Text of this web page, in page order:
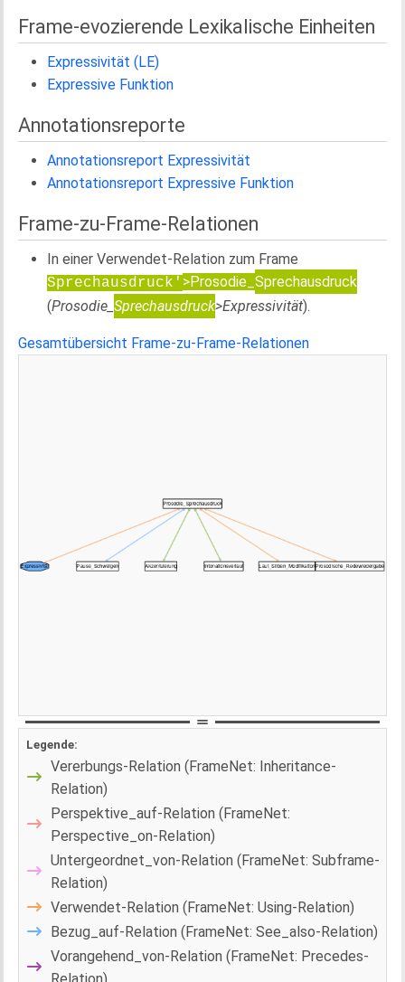
Frame-evozierende Lexikalische Einheiten
Expressivität (LE)
Expressive Funktion
Annotationsreporte
Annotationsreport Expressivität
Annotationsreport Expressive Funktion
Frame-zu-Frame-Relationen
In einer Verwendet-Relation zum Frame
Sprechausdruck' >Prosodie_ Sprechausdruck
(Prosodie_ Sprechausdruck>Expressivität).
Gesamtübersicht Frame-zu-Frame-Relationen
Legende:
Vererbungs-Relation (FrameNet: Inheritance-
Relation)
Perspektive_auf-Relation (FrameNet:
Perspective_on-Relation)
Untergeordnet_von-Relation (FrameNet: Subframe-
Relation)
Verwendet-Relation (FrameNet: Using-Relation)
Bezug_auf-Relation (FrameNet: See_also-Relation)
Vorangehend_von-Relation (FrameNet: Precedes-